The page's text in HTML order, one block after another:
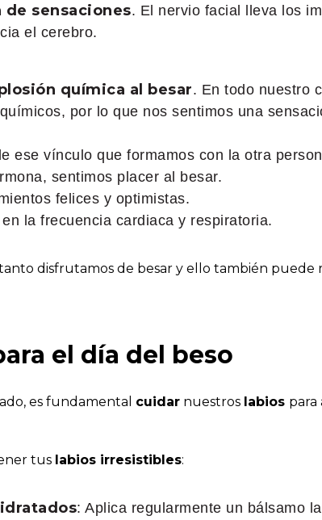
sensaciones. El nervio facial lleva los
el cerebro.
química al besar. En todo nuestro
por lo que nos sentimos una
ese vínculo que formamos con la otra
sentimos placer al besar.
felices y optimistas.
la frecuencia cardiaca y respiratoria.
tanto disfrutamos de besar y ello también
el día del beso
es fundamental cuidar nuestros labios para
tus labios irresistibles:
: Aplica regularmente un bálsamo